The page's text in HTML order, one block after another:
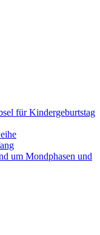
für Kindergeburtstag
um Mondphasen und